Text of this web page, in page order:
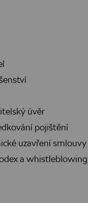
úvěr
pojištění
uzavření smlouvy
a whistleblowing